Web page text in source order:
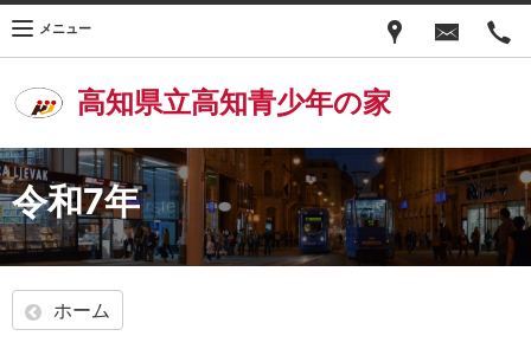
高知県立高知青少年の家
メニュー
令和7年
ホーム